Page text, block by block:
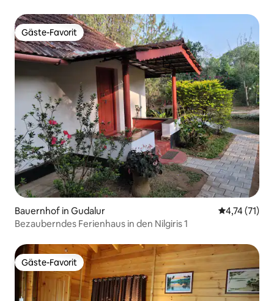
Gäste-Favorit
Gäste-Favorit
Bauernhof in Gudalur
4,74 (71)
Bezauberndes Ferienhaus in den Nilgiris 1
Gäste-Favorit
Gäste-Favorit